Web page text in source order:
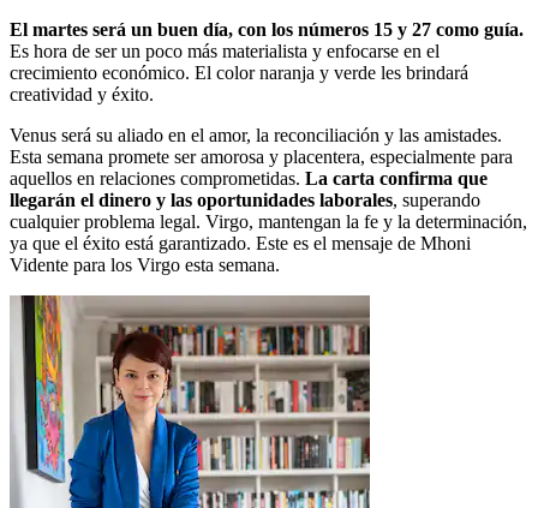
El martes será un buen día, con los números 15 y 27 como guía.
Es hora de ser un poco más materialista y enfocarse en el
crecimiento económico. El color naranja y verde les brindará
creatividad y éxito.
Venus será su aliado en el amor, la reconciliación y las amistades.
Esta semana promete ser amorosa y placentera, especialmente para
aquellos en relaciones comprometidas. La carta confirma que
llegarán el dinero y las oportunidades laborales, superando
cualquier problema legal. Virgo, mantengan la fe y la determinación,
ya que el éxito está garantizado. Este es el mensaje de Mhoni
Vidente para los Virgo esta semana.